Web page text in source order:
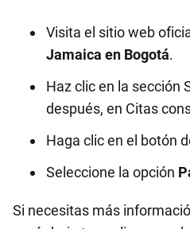
Visita el sitio web
Jamaica en Bogotá.
Haz clic en la sección
después, en Citas
Haga clic en el botón
Seleccione la opción
Si necesitas más